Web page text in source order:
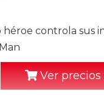
héroe controla sus
Ver